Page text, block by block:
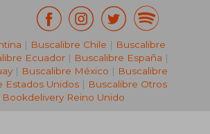
| Buscalibre Chile | Buscalibre
Ecuador | Buscalibre España |
| Buscalibre México | Buscalibre
Estados Unidos| Buscalibre Otros
Bookdelivery Reino Unido